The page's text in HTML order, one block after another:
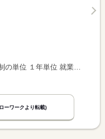
ーワークより転載)